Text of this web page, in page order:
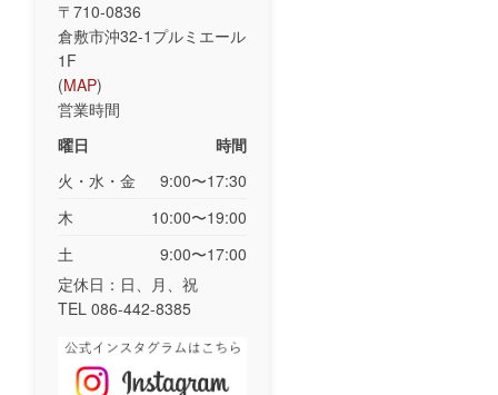
〒710-0836
倉敷市沖32-1プルミエール
1F
(MAP)
営業時間
曜日
時間
火・水・金
9:00〜17:30
木
10:00〜19:00
土
9:00〜17:00
定休日：日、月、祝
TEL 086-442-8385